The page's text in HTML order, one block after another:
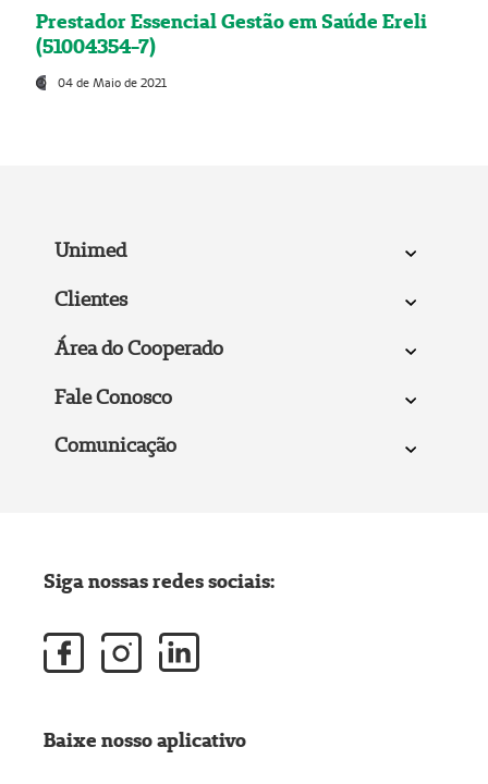
Prestador Essencial Gestão em Saúde Ereli
(51004354-7)
04 de Maio de 2021
Unimed
Clientes
Área do Cooperado
Fale Conosco
Comunicação
Siga nossas redes sociais:
Baixe nosso aplicativo